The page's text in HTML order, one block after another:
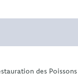
des Poissons